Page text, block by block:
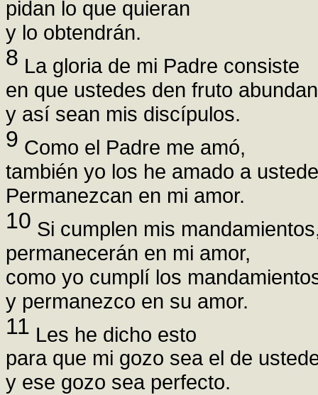
pidan lo que quieran
y lo obtendrán.
8 La gloria de mi Padre consiste
en que ustedes den fruto
y así sean mis discípulos.
9 Como el Padre me amó,
también yo los he amado a
Permanezcan en mi amor.
10 Si cumplen mis
permanecerán en mi amor,
como yo cumplí los
y permanezco en su amor.
11 Les he dicho esto
para que mi gozo sea el de
y ese gozo sea perfecto.